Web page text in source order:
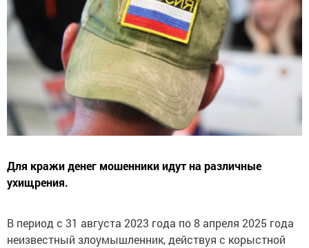
Для кражи денег мошенники идут на различные
ухищрения.
В период с 31 августа 2023 года по 8 апреля 2025 года
неизвестный злоумышленник, действуя с корыстной